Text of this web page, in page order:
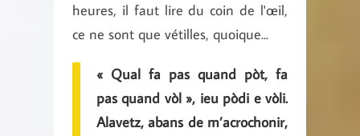
heures, il faut lire du coin de l'œil,
ce ne sont que vétilles, quoique...
« Qual fa pas quand pòt, fa
pas quand vòl », ieu pòdi e vòli.
Alavetz, abans de m’acrochonir,